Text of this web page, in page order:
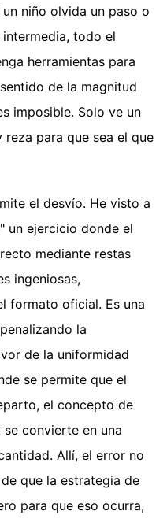
niño olvida un paso o
todo el
herramientas para
de la magnitud
imposible. Solo ve un
para que sea el que
el desvío. He visto a
un ejercicio donde el
mediante restas
ingeniosas,
formato oficial. Es una
la
de la uniformidad
se permite que el
el concepto de
convierte en una
Allí, el error no
que la estrategia de
para que eso ocurra,